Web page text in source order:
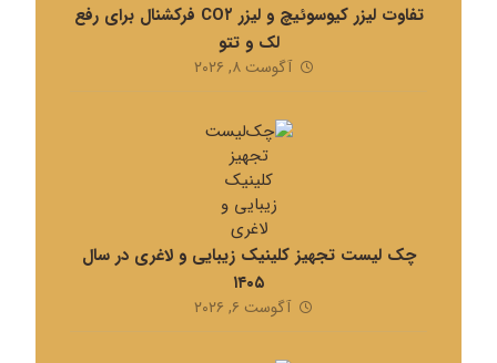
تفاوت لیزر کیوسوئیچ و لیزر CO۲ فرکشنال برای رفع
لک و تتو
آگوست ۸, ۲۰۲۶
چک لیست تجهیز کلینیک زیبایی و لاغری در سال
۱۴۰۵
آگوست ۶, ۲۰۲۶